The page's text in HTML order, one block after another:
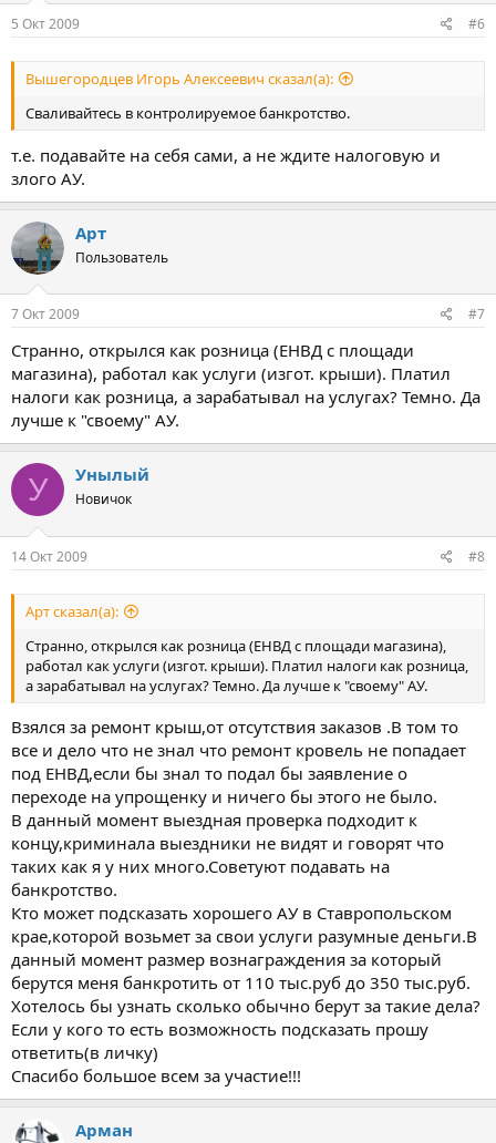
5 Окт 2009 #6
Вышегородцев Игорь Алексеевич сказал(а):
Сваливайтесь в контролируемое банкротство.
т.е. подавайте на себя сами, а не ждите налоговую и
злого АУ.
Арт
Пользователь
7 Окт 2009 #7
Странно, открылся как розница (ЕНВД с площади
магазина), работал как услуги (изгот. крыши). Платил
налоги как розница, а зарабатывал на услугах? Темно. Да
лучше к "своему" АУ.
У Унылый
Новичок
14 Окт 2009 #8
Арт сказал(а):
Странно, открылся как розница (ЕНВД с площади магазина),
работал как услуги (изгот. крыши). Платил налоги как розница,
а зарабатывал на услугах? Темно. Да лучше к "своему" АУ.
Взялся за ремонт крыш,от отсутствия заказов .В том то
все и дело что не знал что ремонт кровель не попадает
под ЕНВД,если бы знал то подал бы заявление о
переходе на упрощенку и ничего бы этого не было.
В данный момент выездная проверка подходит к
концу,криминала выездники не видят и говорят что
таких как я у них много.Советуют подавать на
банкротство.
Кто может подсказать хорошего АУ в Ставропольском
крае,которой возьмет за свои услуги разумные деньги.В
данный момент размер вознаграждения за который
берутся меня банкротить от 110 тыс.руб до 350 тыс.руб.
Хотелось бы узнать сколько обычно берут за такие дела?
Если у кого то есть возможность подсказать прошу
ответить(в личку)
Спасибо большое всем за участие!!!
Арман